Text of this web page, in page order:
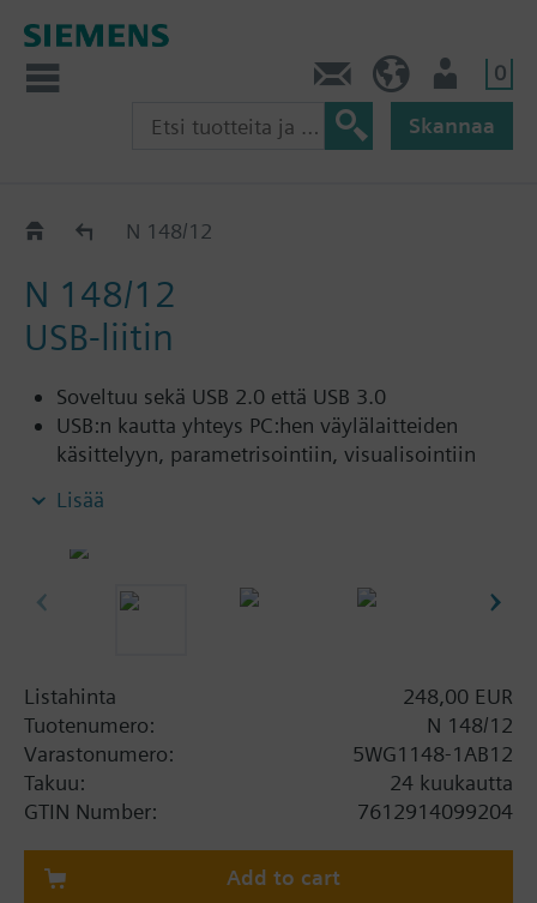
0
Skannaa
KNX - Järjestelmäkomponentit
N 148/12
N 148/12
USB-liitin
Soveltuu sekä USB 2.0 että USB 3.0
USB:n kautta yhteys PC:hen väylälaitteiden
käsittelyyn, parametrisointiin, visualisointiin
Pääsy kaikkiin väyläjärjestelmän laitteisiin
Integroitu väyläkytkin
Kiskoasennus
Lisää
Listahinta
248,00 EUR
Tuotenumero:
N 148/12
Varastonumero:
5WG1148-1AB12
Takuu:
24 kuukautta
GTIN Number:
7612914099204
Add to cart